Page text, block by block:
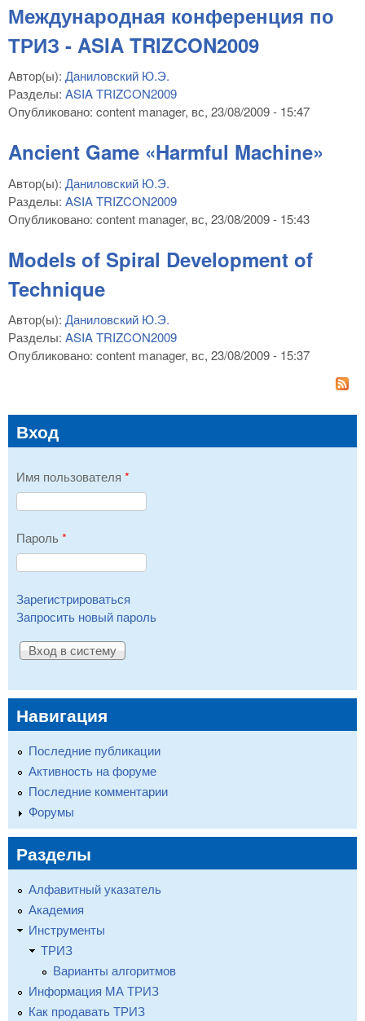
Международная конференция по
ТРИЗ - ASIA TRIZCON2009
Автор(ы): Даниловский Ю.Э.
Разделы: ASIA TRIZCON2009
Опубликовано: content manager, вс, 23/08/2009 - 15:47
Ancient Game «Harmful Machine»
Автор(ы): Даниловский Ю.Э.
Разделы: ASIA TRIZCON2009
Опубликовано: content manager, вс, 23/08/2009 - 15:43
Models of Spiral Development of
Technique
Автор(ы): Даниловский Ю.Э.
Разделы: ASIA TRIZCON2009
Опубликовано: content manager, вс, 23/08/2009 - 15:37
Вход
Имя пользователя *
Пароль *
Зарегистрироваться
Запросить новый пароль
Навигация
Последние публикации
Активность на форуме
Последние комментарии
Форумы
Разделы
Алфавитный указатель
Академия
Инструменты
ТРИЗ
Варианты алгоритмов
Информация МА ТРИЗ
Как продавать ТРИЗ